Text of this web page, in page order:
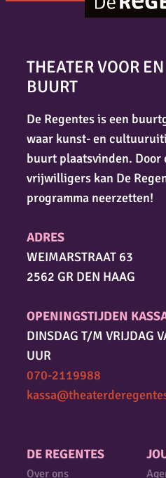
DE REGENTES
Over ons
THEATER VOOR
BUURT
De Regentes is een
waar kunst- en
buurt plaatsvinden. Door
vrijwilligers kan De
programma neerzetten!
ADRES
WEIMARSTRAAT 63
2562 GR DEN HAAG
OPENINGSTIJDEN
DINSDAG T/M VRIJDAG
UUR
070-2119988